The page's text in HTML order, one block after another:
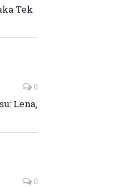
Tek
0
Lena,
0